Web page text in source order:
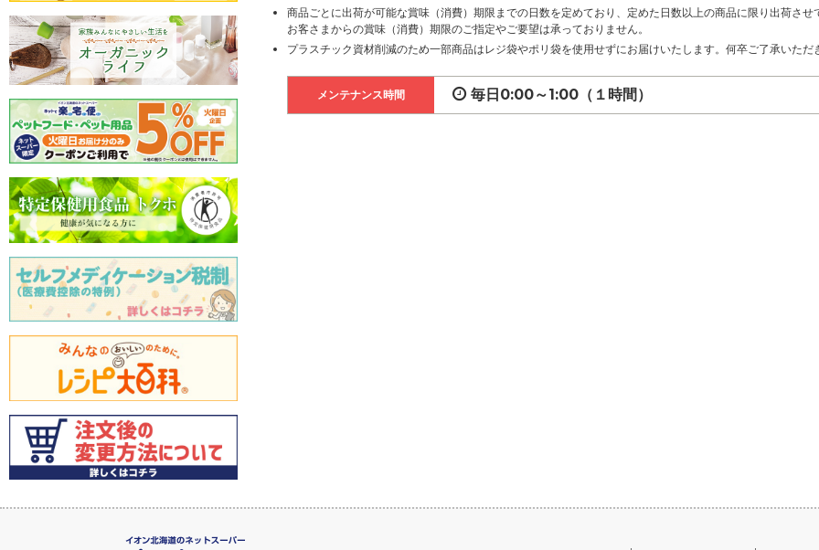
商品ごとに出荷が可能な賞味（消費）期限までの日数を定めており、定めた日数以上の商品に限り出荷させ
お客さまからの賞味（消費）期限のご指定やご要望は承っておりません。
プラスチック資材削減のため一部商品はレジ袋やポリ袋を使用せずにお届けいたします。何卒ご了承いた
メンテナンス時間 毎日0:00～1:00（１時間）